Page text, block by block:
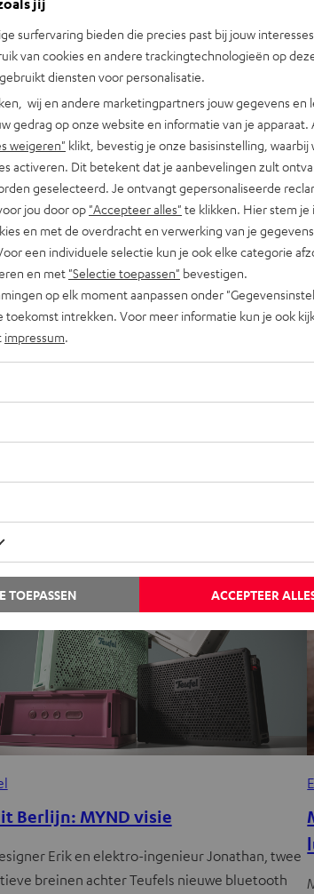
– de “Strat” wordt 70 jaar
Stratocaster – 7 decennia aan legendarische
én rock- en popgeschiedenis. In dit blog lees
elektrische gitaar ter…
Berlijn: MYND visie
Erik en elektro-ingenieur Jonathan, twee
breinen achter Teufels nieuwe bluetooth
jij
surfervaring bieden die precies past bij jouw
van cookies en andere trackingtechnologieën op
diensten voor personalisatie.
wij en andere marketingpartners jouw gegevens en
gedrag op onze website en informatie van je apparaat.
weigeren" klikt, bevestig je onze basisinstelling, waarbij
activeren. Dit betekent dat je aanbevelingen zult
geselecteerd. Je ontvangt gepersonaliseerde
jou door op "Accepteer alles" te klikken. Hier stem je
en met de overdracht en verwerking van je
een individuele selectie kun je ook elke categorie
en met "Selectie toepassen" bevestigen.
op elk moment aanpassen onder
toekomst intrekken. Voor meer informatie kun je ook
impressum.
ACCEPTEER
TOEPASSEN